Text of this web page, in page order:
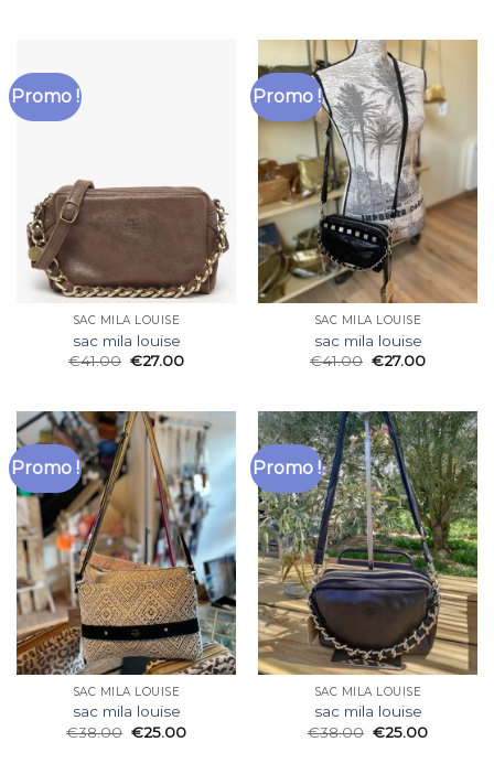
Promo !
SAC MILA LOUISE
sac mila louise
€41.00 €27.00
Promo !
SAC MILA LOUISE
sac mila louise
€41.00 €27.00
Promo !
SAC MILA LOUISE
sac mila louise
€38.00 €25.00
Promo !
SAC MILA LOUISE
sac mila louise
€38.00 €25.00